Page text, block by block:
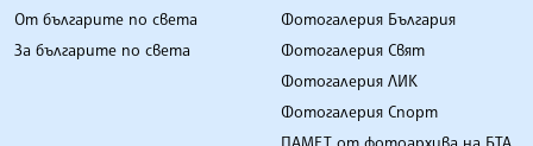
От българите по света
За българите по света
Фотогалерия България
Фотогалерия Свят
Фотогалерия ЛИК
Фотогалерия Спорт